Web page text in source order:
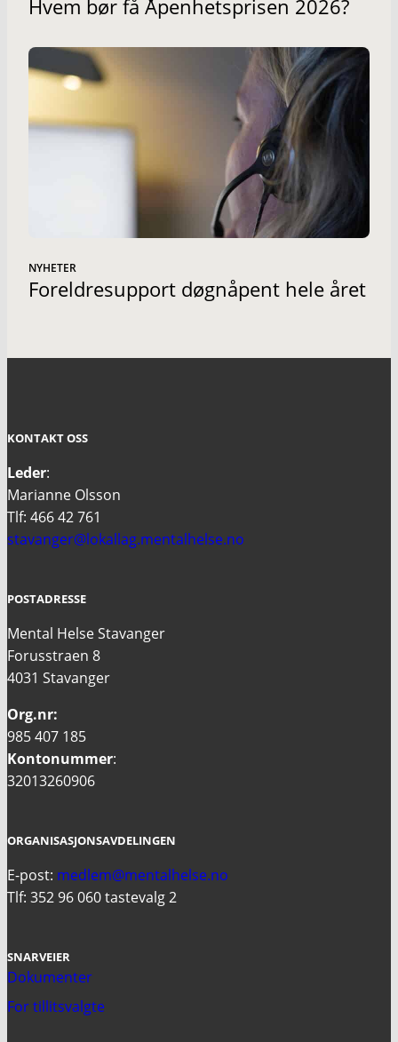
Hvem bør få Åpenhetsprisen 2026?
NYHETER
Foreldresupport døgnåpent hele året
KONTAKT OSS
Leder:
Marianne Olsson
Tlf: 466 42 761
stavanger@lokallag.mentalhelse.no
POSTADRESSE
Mental Helse Stavanger
Forusstraen 8
4031 Stavanger
Org.nr:
985 407 185
Kontonummer:
32013260906
ORGANISASJONSAVDELINGEN
E-post: medlem@mentalhelse.no
Tlf: 352 96 060 tastevalg 2
SNARVEIER
Dokumenter
For tillitsvalgte